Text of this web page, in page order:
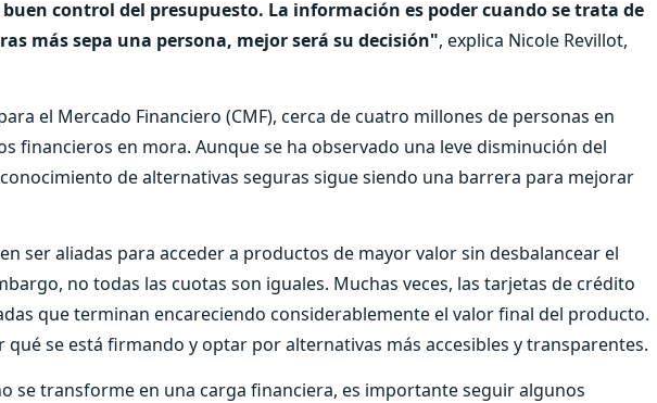
control del presupuesto. La información es poder cuando se trata de
más sepa una persona, mejor será su decisión", explica Nicole Revillot,
el Mercado Financiero (CMF), cerca de cuatro millones de personas en
financieros en mora. Aunque se ha observado una leve disminución del
de alternativas seguras sigue siendo una barrera para mejorar
ser aliadas para acceder a productos de mayor valor sin desbalancear el
no todas las cuotas son iguales. Muchas veces, las tarjetas de crédito
que terminan encareciendo considerablemente el valor final del producto.
qué se está firmando y optar por alternativas más accesibles y transparentes.
se transforme en una carga financiera, es importante seguir algunos